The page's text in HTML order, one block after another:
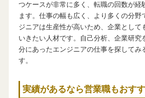
つケースが非常に多く、転職の回数が経
ます。仕事の幅も広く、より多くの分野
ジニアは生産性が高いため、企業として
いきたい人材です。自己分析、企業研究
分にあったエンジニアの仕事を探してみ
す。
実績があるなら営業職もおす